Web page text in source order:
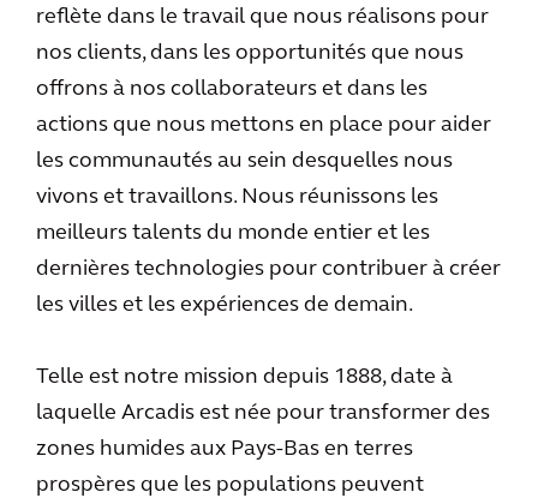
reflète dans le travail que nous réalisons pour
nos clients, dans les opportunités que nous
offrons à nos collaborateurs et dans les
actions que nous mettons en place pour aider
les communautés au sein desquelles nous
vivons et travaillons. Nous réunissons les
meilleurs talents du monde entier et les
dernières technologies pour contribuer à créer
les villes et les expériences de demain.
Telle est notre mission depuis 1888, date à
laquelle Arcadis est née pour transformer des
zones humides aux Pays-Bas en terres
prospères que les populations peuvent